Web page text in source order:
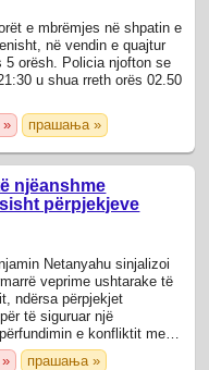
e mbrëmjes në shpatin e
në vendin e quajtur
5 orësh. Policia njofton se
u shua rreth orës 02.50
» прашања »
njëanshme
përpjekjeve
Netanyahu sinjalizoi
veprime ushtarake të
ndërsa përpjekjet
të siguruar një
e konfliktit mes
transmeton ...
прашања »